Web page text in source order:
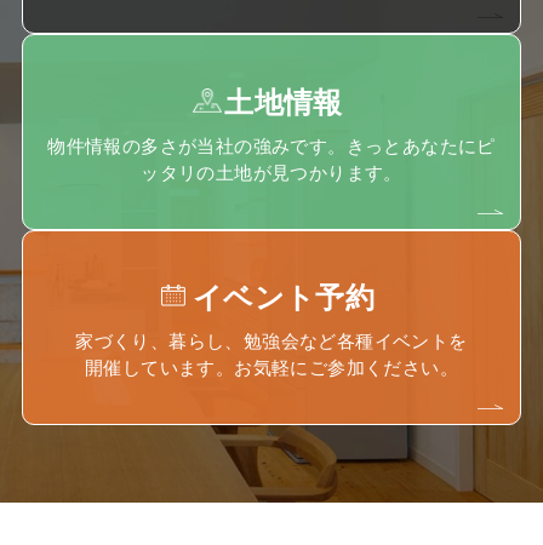
土地情報
物件情報の多さが当社の強みです。きっとあなたにピ
ッタリの土地が見つかります。
イベント予約
家づくり、暮らし、勉強会など各種イベントを
開催しています。お気軽にご参加ください。